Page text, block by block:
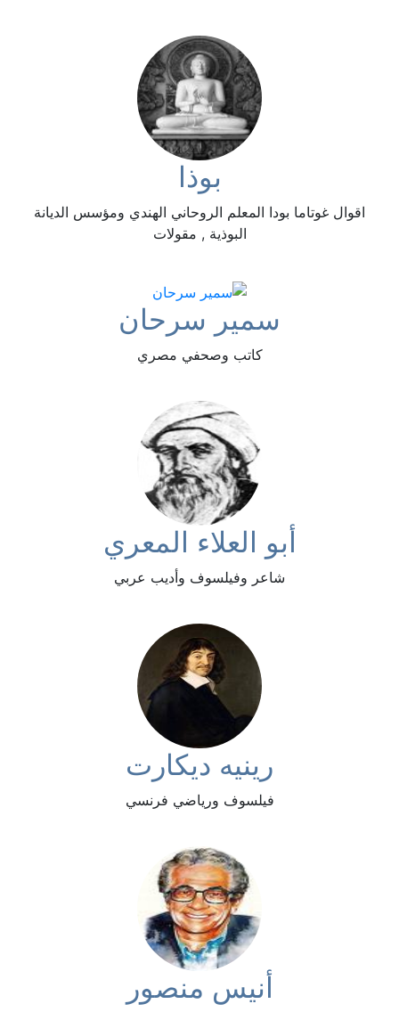
بوذا
اقوال غوتاما بودا المعلم الروحاني الهندي ومؤسس الديانة
البوذية , مقولات
سمير سرحان
كاتب وصحفي مصري
أبو العلاء المعري
شاعر وفيلسوف وأديب عربي
رينيه ديكارت
فيلسوف ورياضي فرنسي
أنيس منصور